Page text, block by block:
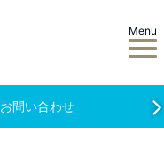
Menu
お問い合わせ